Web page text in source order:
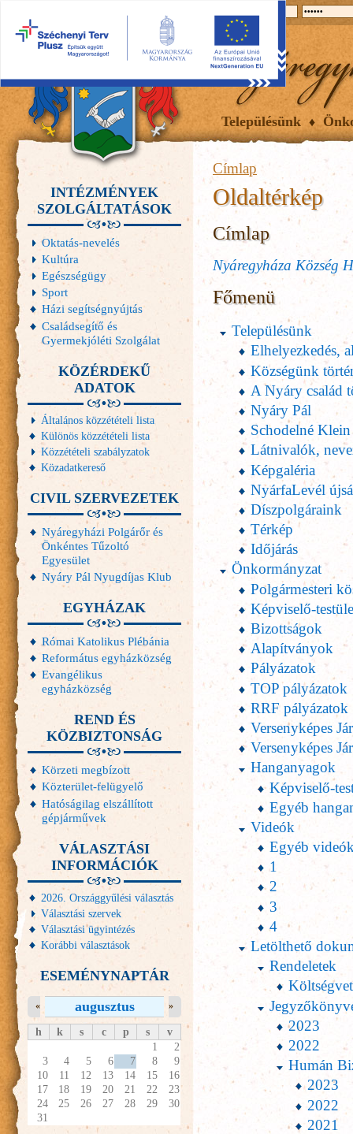
Településünk
Címlap
Oldaltérkép
Címlap
Nyáregyháza Község
Főmenü
Településünk
Elhelyezkedés,
Községünk
A Nyáry család
Nyáry Pál
Schodelné
Látnivalók,
Képgaléria
NyárfaLevél
Díszpolgáraink
Térkép
Időjárás
Önkormányzat
Polgármesteri
Képviselő-
Bizottságok
Alapítványok
Pályázatok
TOP pályázatok
RRF pályázatok
Versenyképes
Versenyképes
Hanganyagok
Képviselő-
Egyéb
Videók
Egyéb
1
2
3
4
Letölthető
Rendeletek
2023
2022
Humán
2023
2022
2021
INTÉZMÉNYEK
SZOLGÁLTATÁSOK
Oktatás-nevelés
Kultúra
Egészségügy
Sport
Házi segítségnyújtás
Családsegítő és
Gyermekjóléti Szolgálat
KÖZÉRDEKŰ
ADATOK
Általános közzétételi lista
Különös közzétételi lista
Közzétételi szabályzatok
Közadatkereső
CIVIL SZERVEZETEK
Nyáregyházi Polgárőr és
Önkéntes Tűzoltó
Egyesület
Nyáry Pál Nyugdíjas Klub
EGYHÁZAK
Római Katolikus Plébánia
Református egyházközség
Evangélikus
egyházközség
REND ÉS
KÖZBIZTONSÁG
Körzeti megbízott
Közterület-felügyelő
Hatóságilag elszállított
gépjárművek
VÁLASZTÁSI
INFORMÁCIÓK
2026. Országgyűlési választás
Választási szervek
Választási ügyintézés
Korábbi választások
ESEMÉNYNAPTÁR
augusztus
« »
h k s c p s
v
1
2
3
4 5 6 7 8
9
10
11 12 13 14 15
16
17
18 19 20 21 22
23
24
25 26 27 28 29
30
31